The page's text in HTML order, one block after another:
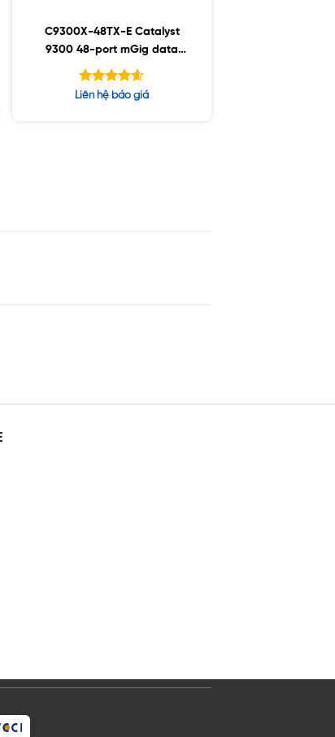
C9300X-48TX-E Catalyst
9300 48-port mGig data
only, Network Essentials
Được xếp
Liên hệ báo giá